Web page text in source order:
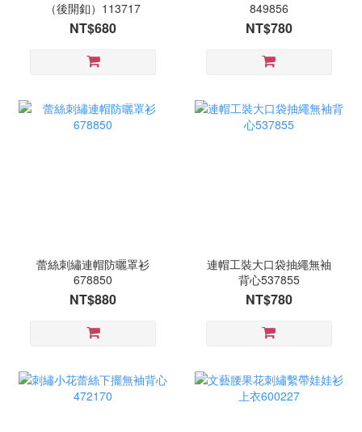
（後開釦）113717
NT$680
849856
NT$780
蕾絲刺繡連帽防曬罩衫
678850
NT$880
連帽工裝大口袋抽繩無袖
背心537855
NT$780